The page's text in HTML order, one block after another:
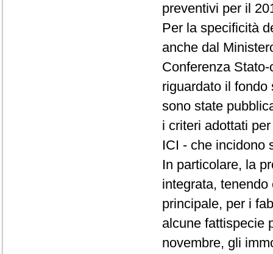
preventivi per il
Per la specificità
anche dal
Conferenza
riguardato il
sono state
i criteri adottati
ICI - che incidono
In particolare, la
integrata,
principale, per i
alcune fattispecie
novembre, gli